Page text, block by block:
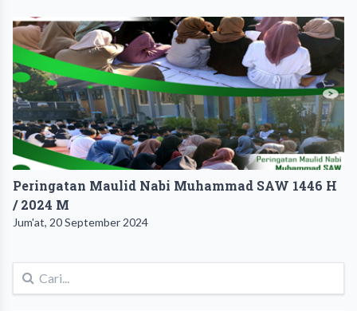
Peringatan Maulid Nabi Muhammad SAW 1446 H
/ 2024 M
Jum'at, 20 September 2024